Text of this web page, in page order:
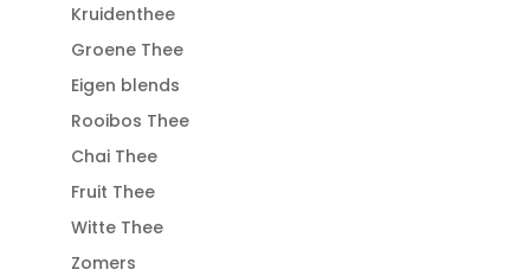
Kruidenthee
Groene Thee
Eigen blends
Rooibos Thee
Chai Thee
Fruit Thee
Witte Thee
Zomers